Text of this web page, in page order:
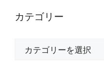
カテゴリー